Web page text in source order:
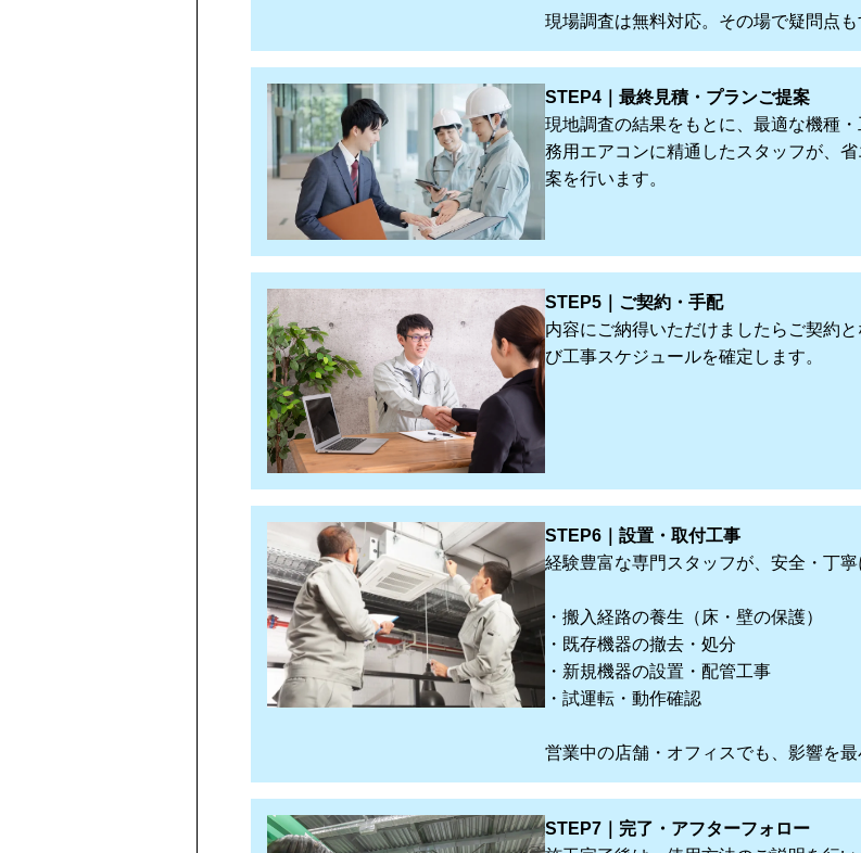
現場調査は無料対応。その場で疑問点も
STEP4｜最終見積・プランご提案
現地調査の結果をもとに、最適な機種
務用エアコンに精通したスタッフが、
案を行います。
STEP5｜ご契約・手配
内容にご納得いただけましたらご契約
び工事スケジュールを確定します。
STEP6｜設置・取付工事
経験豊富な専門スタッフが、安全・丁寧
・搬入経路の養生（床・壁の保護）
・既存機器の撤去・処分
・新規機器の設置・配管工事
・試運転・動作確認
営業中の店舗・オフィスでも、影響を最
STEP7｜完了・アフターフォロー